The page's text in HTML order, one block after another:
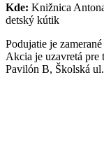
Kde: Knižnica
detský kútik
Podujatie je
Akcia je uzavretá
Pavilón B, Školská